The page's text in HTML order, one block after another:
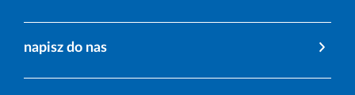
napisz do nas